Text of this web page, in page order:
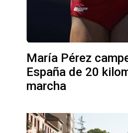
María Pérez
España de 20
marcha